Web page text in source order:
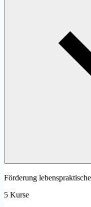
Förderung
5 Kurse